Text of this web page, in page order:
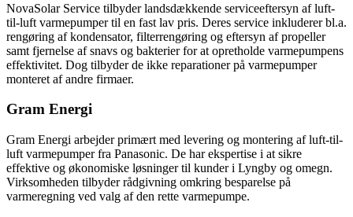
NovaSolar Service tilbyder landsdækkende serviceeftersyn af luft-
til-luft varmepumper til en fast lav pris. Deres service inkluderer bl.a.
rengøring af kondensator, filterrengøring og eftersyn af propeller
samt fjernelse af snavs og bakterier for at opretholde varmepumpens
effektivitet. Dog tilbyder de ikke reparationer på varmepumper
monteret af andre firmaer.
Gram Energi
Gram Energi arbejder primært med levering og montering af luft-til-
luft varmepumper fra Panasonic. De har ekspertise i at sikre
effektive og økonomiske løsninger til kunder i Lyngby og omegn.
Virksomheden tilbyder rådgivning omkring besparelse på
varmeregning ved valg af den rette varmepumpe.